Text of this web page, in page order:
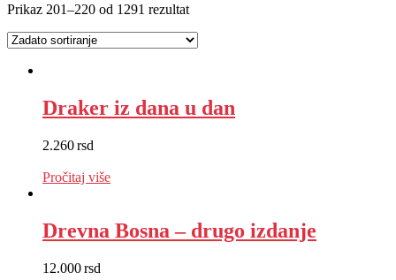
Prikaz 201–220 od 1291 rezultat
Draker iz dana u dan
2.260rsd
Pročitaj više
Drevna Bosna – drugo izdanje
12.000rsd